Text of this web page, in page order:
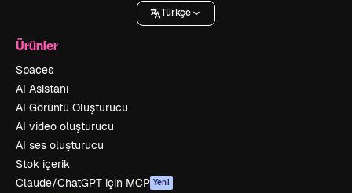
Türkçe
Ürünler
Spaces
AI Asistanı
AI Görüntü Oluşturucu
AI video oluşturucu
AI ses oluşturucu
Stok içerik
Claude/ChatGPT için MCP Yeni